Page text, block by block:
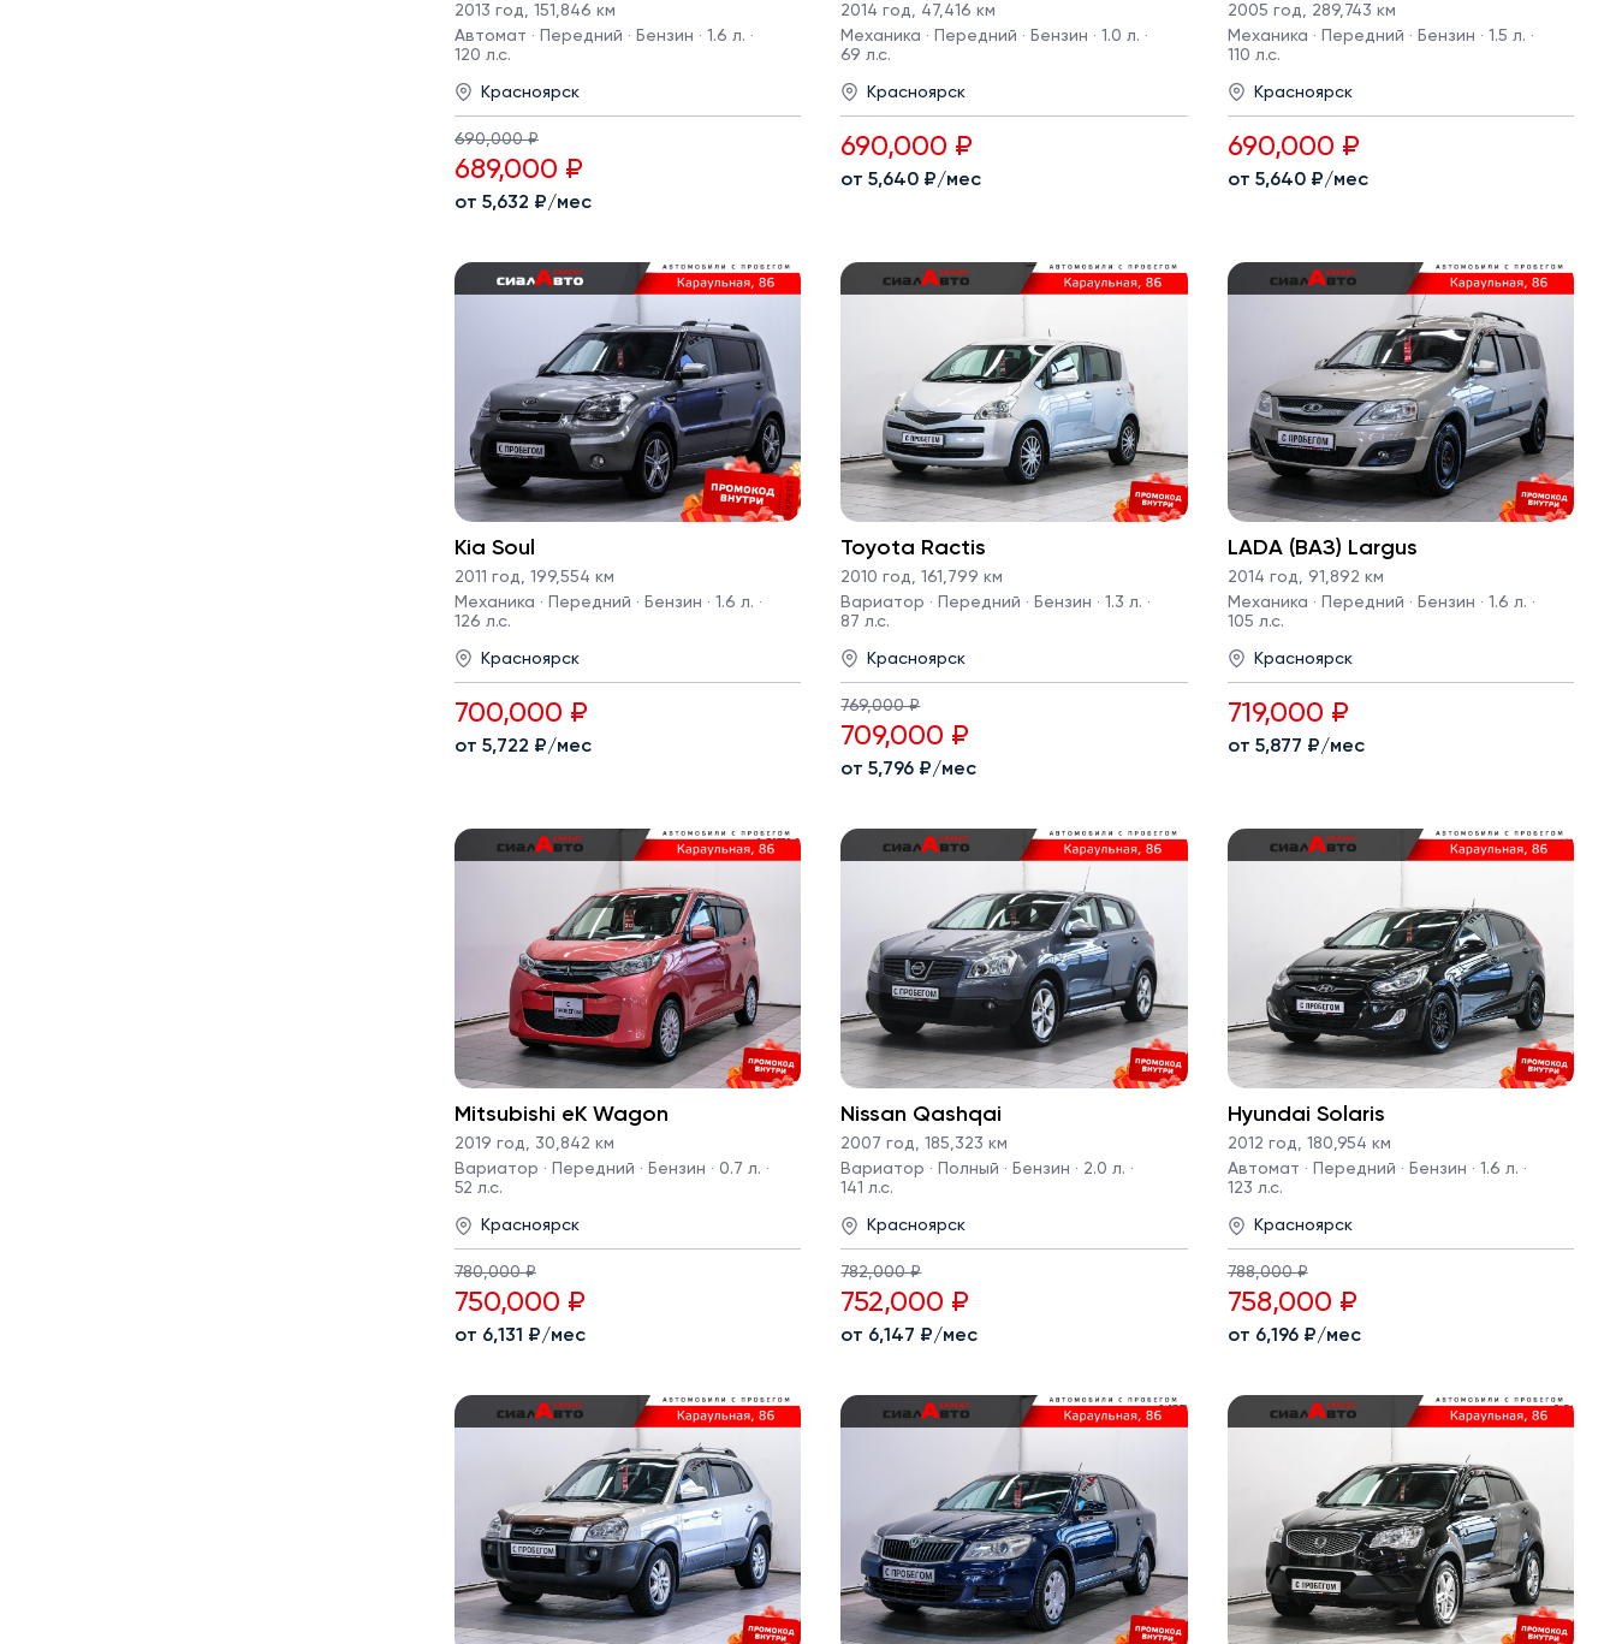
2013 год
151,846 км
Автомат · Передний · Бензин · 1.6 л. ·
120 л.с.
Красноярск
690,000 ₽
689,000 ₽
от 5,632 ₽/мес
2014 год
47,416 км
Механика · Передний · Бензин · 1.0 л. ·
69 л.с.
Красноярск
690,000 ₽
от 5,640 ₽/мес
2005 год
289,743 км
Механика · Передний · Бензин · 1.5 л. ·
110 л.с.
Красноярск
690,000 ₽
от 5,640 ₽/мес
Kia Soul
2011 год, 199,554 км
Механика · Передний · Бензин · 1.6 л. ·
126 л.с.
Красноярск
700,000 ₽
от 5,722 ₽/мес
Toyota Ractis
2010 год, 161,799 км
Вариатор · Передний · Бензин · 1.3 л. ·
87 л.с.
Красноярск
769,000 ₽
709,000 ₽
от 5,796 ₽/мес
LADA (ВАЗ) Largus
2014 год, 91,892 км
Механика · Передний · Бензин · 1.6 л. ·
105 л.с.
Красноярск
719,000 ₽
от 5,877 ₽/мес
Mitsubishi eK Wagon
2019 год, 30,842 км
Вариатор · Передний · Бензин · 0.7 л. ·
52 л.с.
Красноярск
780,000 ₽
750,000 ₽
от 6,131 ₽/мес
Nissan Qashqai
2007 год, 185,323 км
Вариатор · Полный · Бензин · 2.0 л. ·
141 л.с.
Красноярск
782,000 ₽
752,000 ₽
от 6,147 ₽/мес
Hyundai Solaris
2012 год, 180,954 км
Автомат · Передний · Бензин · 1.6 л. ·
123 л.с.
Красноярск
788,000 ₽
758,000 ₽
от 6,196 ₽/мес